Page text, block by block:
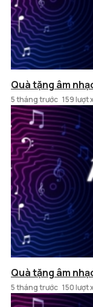
Quà tặng âm
5 tháng trước 159 lượt
Quà tặng âm
5 tháng trước 150 lượt